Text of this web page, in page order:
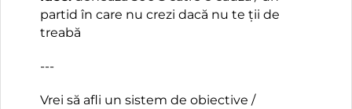
partid în care nu crezi dacă nu te ții de
treabă
---
Vrei să afli un sistem de obiective /